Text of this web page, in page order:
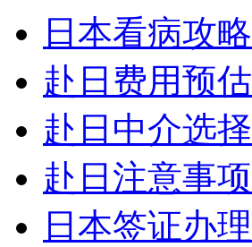
日本看病攻略
赴日费用预估
赴日中介选择
赴日注意事项
日本签证办理